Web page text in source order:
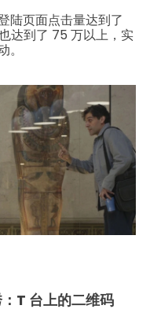
陆页面点击量达到了
达到了 75 万以上，实
T 台上的二维码